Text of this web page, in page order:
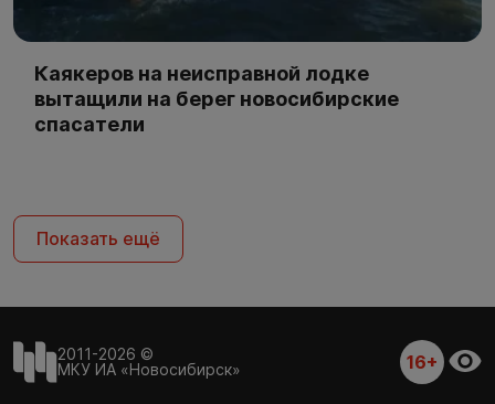
Каякеров на неисправной лодке
вытащили на берег новосибирские
спасатели
Показать ещё
2011-2026 ©
МКУ ИА «Новосибирск»
16+